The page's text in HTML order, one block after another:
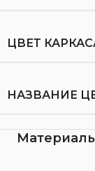
ЦВЕТ
НАЗВАНИЕ